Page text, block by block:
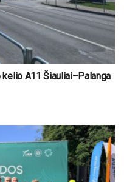
kelio A11 Šiauliai–Palanga